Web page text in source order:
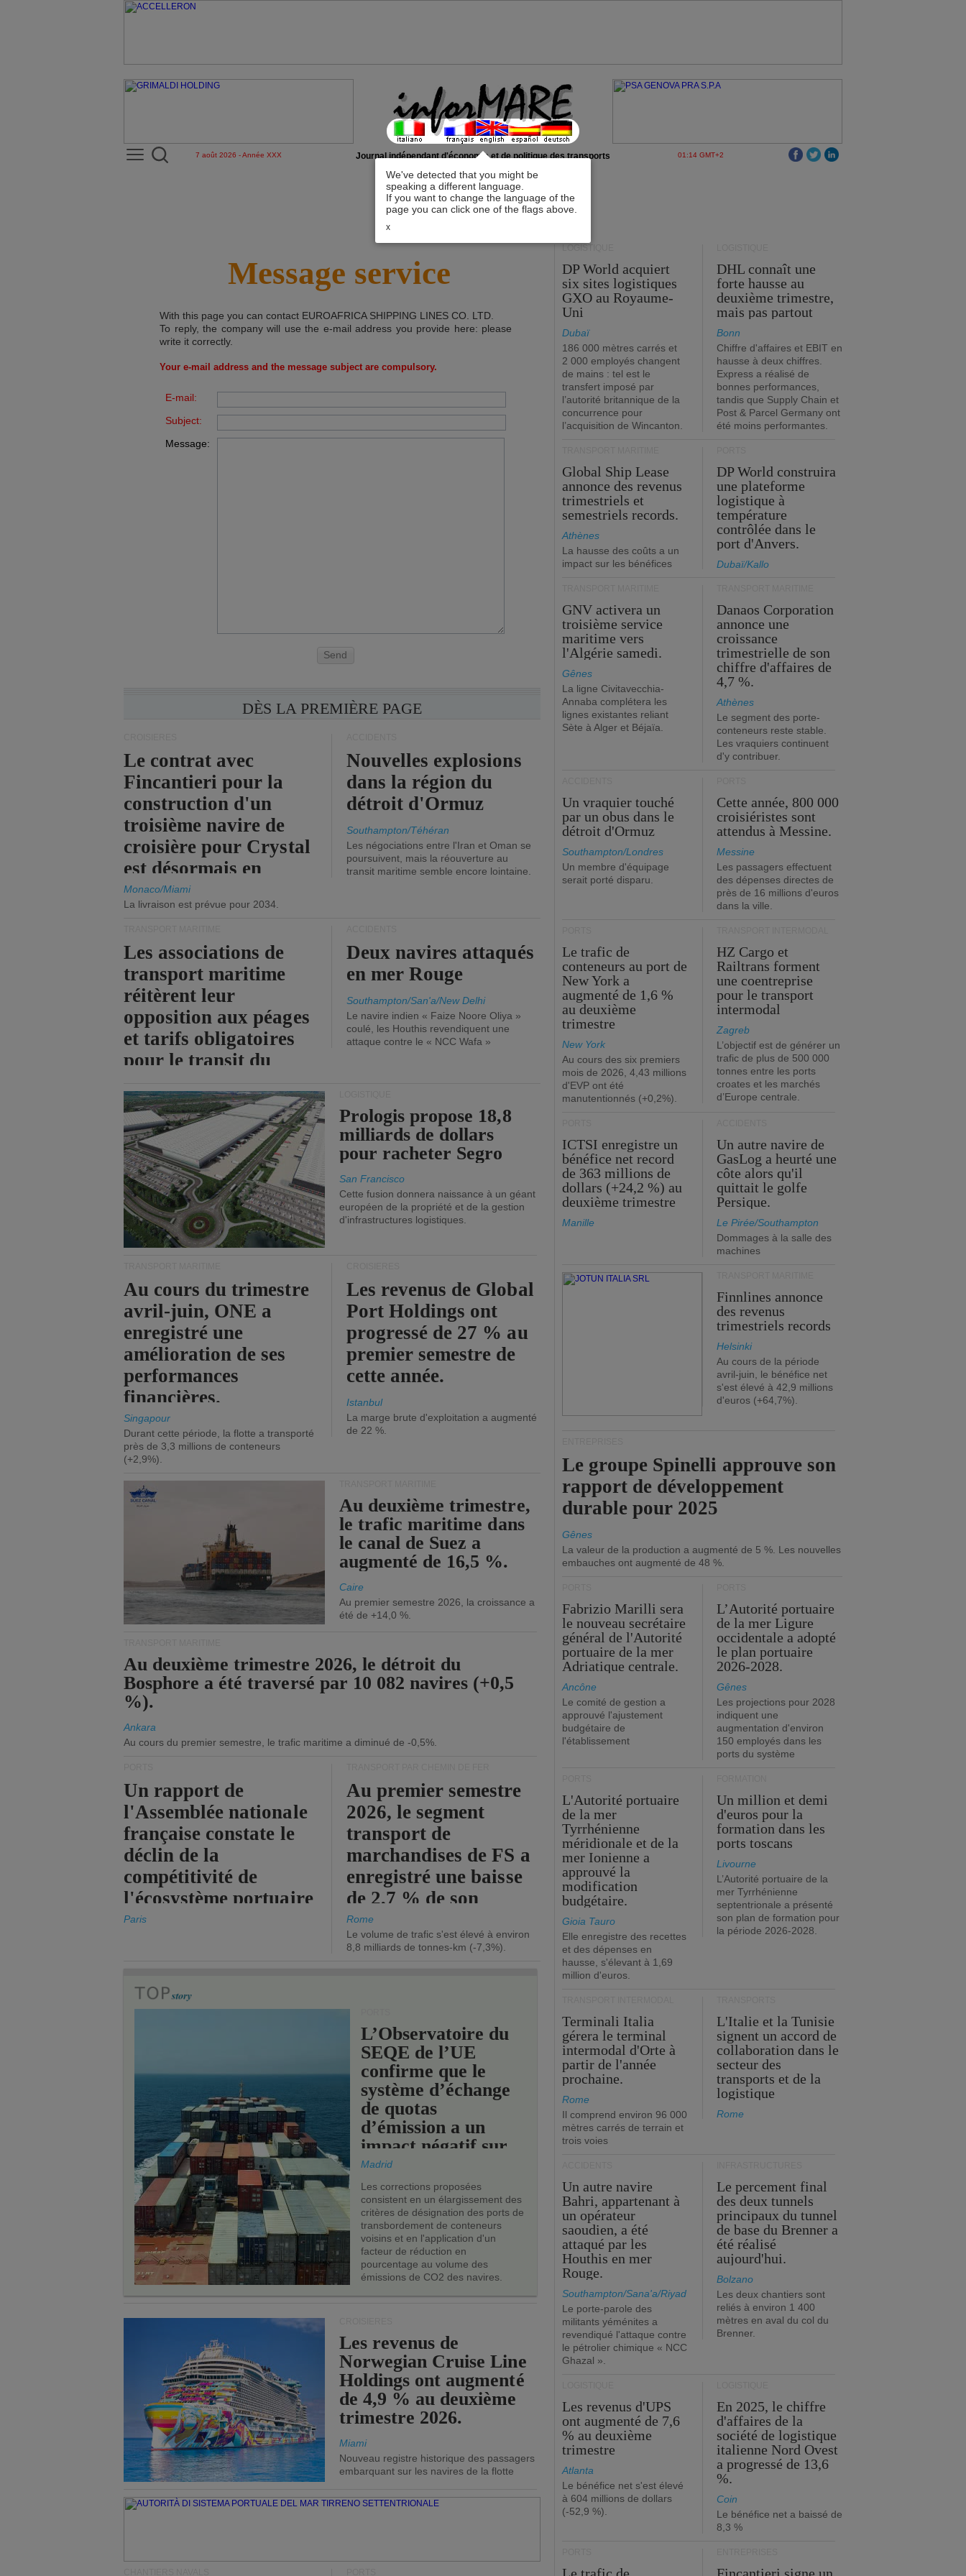
We've detected that you might be
speaking a different language.
If you want to change the language of the
page you can click one of the flags above.
x
7 août 2026 - Année XXX Journal indépendant d'économie et de politique des transports 01:14 GMT+2
Message service
With this page you can contact EUROAFRICA SHIPPING LINES CO. LTD
To reply, the company will use the e-mail address you provide here: please
write it correctly.
Your e-mail address and the message subject are compulsory.
E-mail:
Subject:
Message:
Send
DÈS LA PREMIÈRE PAGE
Le contrat avec
Fincantieri pour la
construction d'un
troisième navire de
croisière pour Crystal
est désormais en
vigueur.
Monaco/Miami
La livraison est prévue pour 2034.
Nouvelles explosions
dans la région du
détroit d'Ormuz
Southampton/Téhéran
Les négociations entre l'Iran et Oman se
poursuivent, mais la réouverture au
transit maritime semble encore lointaine.
Les associations de
transport maritime
réitèrent leur
opposition aux péages
et tarifs obligatoires
pour le transit du
Deux navires attaqués
en mer Rouge
Southampton/San'a/New Delhi
Le navire indien « Faize Noore Oliya »
coulé, les Houthis revendiquent une
attaque contre le « NCC Wafa »
Prologis propose 18,8
milliards de dollars
pour racheter Segro
San Francisco
Cette fusion donnera naissance à un géant
européen de la propriété et de la gestion
d'infrastructures logistiques.
Au cours du trimestre
avril-juin, ONE a
enregistré une
amélioration de ses
performances
financières.
Singapour
Durant cette période, la flotte a transporté
près de 3,3 millions de conteneurs
(+2,9%).
Les revenus de Global
Port Holdings ont
progressé de 27 % au
premier semestre de
cette année.
Istanbul
La marge brute d'exploitation a augmenté
de 22 %.
Au deuxième trimestre,
le trafic maritime dans
le canal de Suez a
augmenté de 16,5 %.
Caire
Au premier semestre 2026, la croissance a
été de +14,0 %.
Au deuxième trimestre 2026, le détroit du
Bosphore a été traversé par 10 082 navires (+0,5
%).
Ankara
Au cours du premier semestre, le trafic maritime a diminué de -0,5%.
Un rapport de
l'Assemblée nationale
française constate le
déclin de la
compétitivité de
l'écosystème portuaire
de l'État.
Paris
Au premier semestre
2026, le segment
transport de
marchandises de FS a
enregistré une baisse
de 2,7 % de son
chiffre d'affaires
opérationnel.
Rome
Le volume de trafic s'est élevé à environ
8,8 milliards de tonnes-km (-7,3%).
L’Observatoire du
SEQE de l’UE
confirme que le
système d’échange
de quotas
d’émission a un
impact négatif sur
les ports de l’UE.
Madrid
Les corrections proposées
consistent en un élargissement des
critères de désignation des ports de
transbordement de conteneurs
voisins et en l'application d'un
facteur de réduction en
pourcentage au volume des
émissions de CO2 des navires.
Les revenus de
Norwegian Cruise Line
Holdings ont augmenté
de 4,9 % au deuxième
trimestre 2026.
Miami
Nouveau registre historique des passagers
embarquant sur les navires de la flotte
LOGISTIQUE
DP World acquiert
six sites logistiques
GXO au Royaume-
Uni
Dubaï
186 000 mètres carrés et
2 000 employés changent
de mains : tel est le
transfert imposé par
l’autorité britannique de la
concurrence pour
l’acquisition de Wincanton.
DHL connaît une
forte hausse au
deuxième trimestre,
mais pas partout
Bonn
Chiffre d'affaires et EBIT en
hausse à deux chiffres.
Express a réalisé de
bonnes performances,
tandis que Supply Chain et
Post & Parcel Germany ont
été moins performantes.
Global Ship Lease
annonce des revenus
trimestriels et
semestriels records.
Athènes
La hausse des coûts a un
impact sur les bénéfices
DP World construira
une plateforme
logistique à
température
contrôlée dans le
port d'Anvers.
Dubaï/Kallo
GNV activera un
troisième service
maritime vers
l'Algérie samedi.
Gênes
La ligne Civitavecchia-
Annaba complétera les
lignes existantes reliant
Sète à Alger et Béjaïa.
Danaos Corporation
annonce une
croissance
trimestrielle de son
chiffre d'affaires de
4,7 %.
Athènes
Le segment des porte-
conteneurs reste stable.
Les vraquiers continuent
d'y contribuer.
Un vraquier touché
par un obus dans le
détroit d'Ormuz
Southampton/Londres
Un membre d'équipage
serait porté disparu.
Cette année, 800 000
croisiéristes sont
attendus à Messine.
Messine
Les passagers effectuent
des dépenses directes de
près de 16 millions d'euros
dans la ville.
Le trafic de
conteneurs au port de
New York a
augmenté de 1,6 %
au deuxième
trimestre
New York
Au cours des six premiers
mois de 2026, 4,43 millions
d'EVP ont été
manutentionnés (+0,2%).
HZ Cargo et
Railtrans forment
une coentreprise
pour le transport
intermodal
Zagreb
L’objectif est de générer un
trafic de plus de 500 000
tonnes entre les ports
croates et les marchés
d’Europe centrale.
ICTSI enregistre un
bénéfice net record
de 363 millions de
dollars (+24,2 %) au
deuxième trimestre
Manille
Un autre navire de
GasLog a heurté une
côte alors qu'il
quittait le golfe
Persique.
Le Pirée/Southampton
Dommages à la salle des
machines
Finnlines annonce
des revenus
trimestriels records
Helsinki
Au cours de la période
avril-juin, le bénéfice net
s'est élevé à 42,9 millions
d'euros (+64,7%).
Le groupe Spinelli approuve son
rapport de développement
durable pour 2025
Gênes
La valeur de la production a augmenté de 5 %. Les nouvelles
embauches ont augmenté de 48 %.
Fabrizio Marilli sera
le nouveau secrétaire
général de l'Autorité
portuaire de la mer
Adriatique centrale.
Ancône
Le comité de gestion a
approuvé l'ajustement
budgétaire de
l'établissement
L’Autorité portuaire
de la mer Ligure
occidentale a adopté
le plan portuaire
2026-2028.
Gênes
Les projections pour 2028
indiquent une
augmentation d'environ
150 employés dans les
ports du système
L'Autorité portuaire
de la mer
Tyrrhénienne
méridionale et de la
mer Ionienne a
approuvé la
modification
budgétaire.
Gioia Tauro
Elle enregistre des recettes
et des dépenses en
hausse, s'élevant à 1,69
million d'euros.
Un million et demi
d'euros pour la
formation dans les
ports toscans
Livourne
L’Autorité portuaire de la
mer Tyrrhénienne
septentrionale a présenté
son plan de formation pour
la période 2026-2028.
Terminali Italia
gérera le terminal
intermodal d'Orte à
partir de l'année
prochaine.
Rome
Il comprend environ 96 000
mètres carrés de terrain et
trois voies
L'Italie et la Tunisie
signent un accord de
collaboration dans le
secteur des
transports et de la
logistique
Rome
Un autre navire
Bahri, appartenant à
un opérateur
saoudien, a été
attaqué par les
Houthis en mer
Rouge.
Southampton/Sana'a/Riyad
Le porte-parole des
militants yéménites a
revendiqué l'attaque contre
le pétrolier chimique « NCC
Ghazal ».
Le percement final
des deux tunnels
principaux du tunnel
de base du Brenner a
été réalisé
aujourd'hui.
Bolzano
Les deux chantiers sont
reliés à environ 1 400
mètres en aval du col du
Brenner.
Les revenus d'UPS
ont augmenté de 7,6
% au deuxième
trimestre
Atlanta
Le bénéfice net s'est élevé
à 604 millions de dollars
(-52,9 %).
En 2025, le chiffre
d'affaires de la
société de logistique
italienne Nord Ovest
a progressé de 13,6
%.
Coin
Le bénéfice net a baissé de
8,3 %